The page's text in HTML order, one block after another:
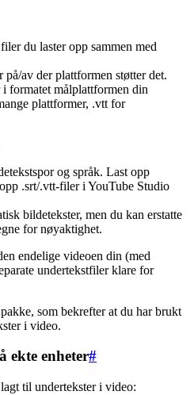
du laster opp sammen med
på/av der plattformen støtter det.
formatet målplattformen din
plattformer, .vtt for
og språk. Last opp
.srt/.vtt-filer i YouTube Studio
bildetekster, men du kan erstatte
for nøyaktighet.
endelige videoen din (med
undertekstfiler klare for
som bekrefter at du har brukt
i video.
ekte enheter#
til undertekster i video: